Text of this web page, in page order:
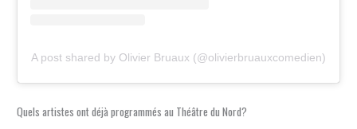
A post shared by Olivier Bruaux (@olivierbruauxcomedien)
Quels artistes ont déjà programmés au Théâtre du Nord?